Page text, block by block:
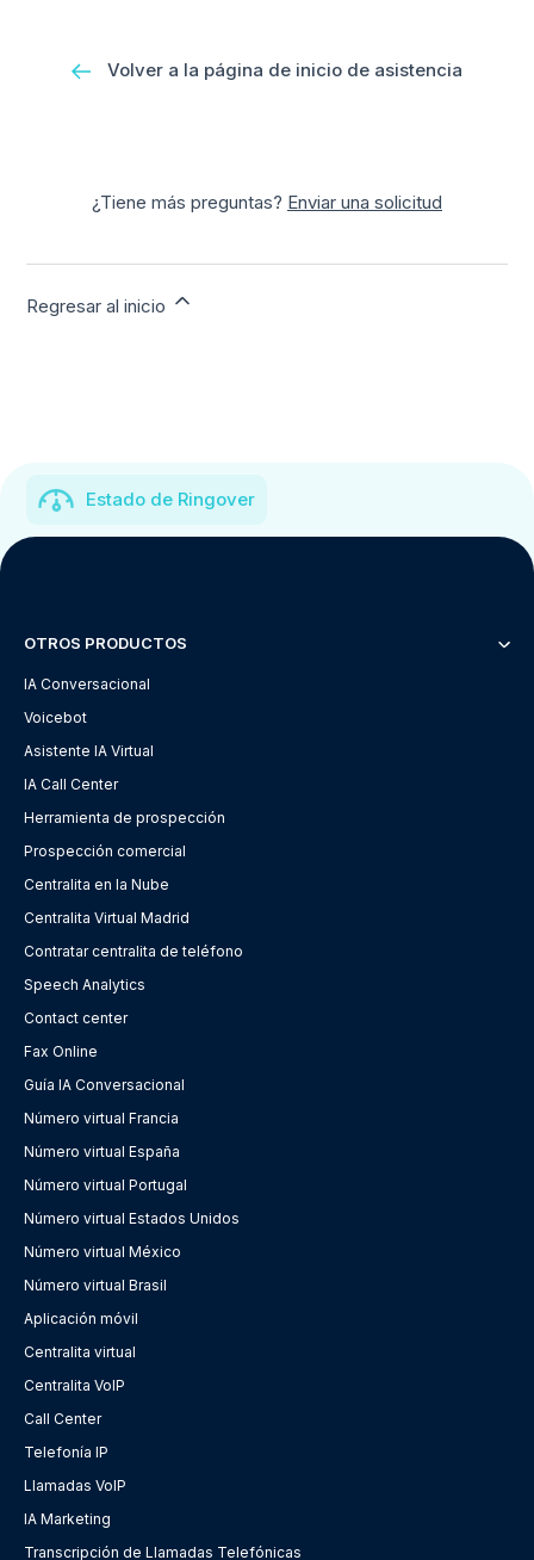
Volver a la página de inicio de asistencia
¿Tiene más preguntas? Enviar una solicitud
Regresar al inicio
Estado de Ringover
OTROS PRODUCTOS
IA Conversacional
Voicebot
Asistente IA Virtual
IA Call Center
Herramienta de prospección
Prospección comercial
Centralita en la Nube
Centralita Virtual Madrid
Contratar centralita de teléfono
Speech Analytics
Contact center
Fax Online
Guía IA Conversacional
Número virtual Francia
Número virtual España
Número virtual Portugal
Número virtual Estados Unidos
Número virtual México
Número virtual Brasil
Aplicación móvil
Centralita virtual
Centralita VoIP
Call Center
Telefonía IP
Llamadas VoIP
IA Marketing
Transcripción de Llamadas Telefónicas